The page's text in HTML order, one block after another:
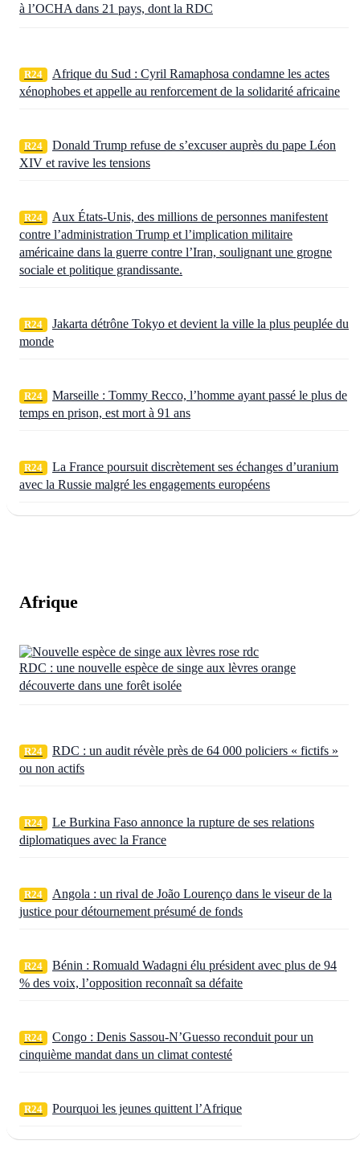
à l’OCHA dans 21 pays, dont la RDC
R24
Afrique du Sud : Cyril Ramaphosa condamne les actes
xénophobes et appelle au renforcement de la solidarité africaine
R24
Donald Trump refuse de s’excuser auprès du pape Léon
XIV et ravive les tensions
R24
Aux États‑Unis, des millions de personnes manifestent
contre l’administration Trump et l’implication militaire
américaine dans la guerre contre l’Iran, soulignant une grogne
sociale et politique grandissante.
R24
Jakarta détrône Tokyo et devient la ville la plus peuplée du
monde
R24
Marseille : Tommy Recco, l’homme ayant passé le plus de
temps en prison, est mort à 91 ans
R24
La France poursuit discrètement ses échanges d’uranium
avec la Russie malgré les engagements européens
Afrique
RDC : une nouvelle espèce de singe aux lèvres orange
découverte dans une forêt isolée
R24
RDC : un audit révèle près de 64 000 policiers « fictifs »
ou non actifs
R24
Le Burkina Faso annonce la rupture de ses relations
diplomatiques avec la France
R24
Angola : un rival de João Lourenço dans le viseur de la
justice pour détournement présumé de fonds
R24
Bénin : Romuald Wadagni élu président avec plus de 94
% des voix, l’opposition reconnaît sa défaite
R24
Congo : Denis Sassou‑N’Guesso reconduit pour un
cinquième mandat dans un climat contesté
R24 Pourquoi les jeunes quittent l’Afrique